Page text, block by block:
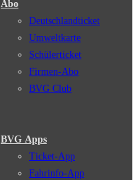
Abo
Deutschlandticket
Umweltkarte
Schülerticket
Firmen-Abo
BVG Club
BVG Apps
Ticket-App
Fahrinfo-App